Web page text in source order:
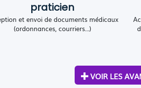
praticien
et envoi de documents médicaux
(ordonnances, courriers...)
VOIR LES